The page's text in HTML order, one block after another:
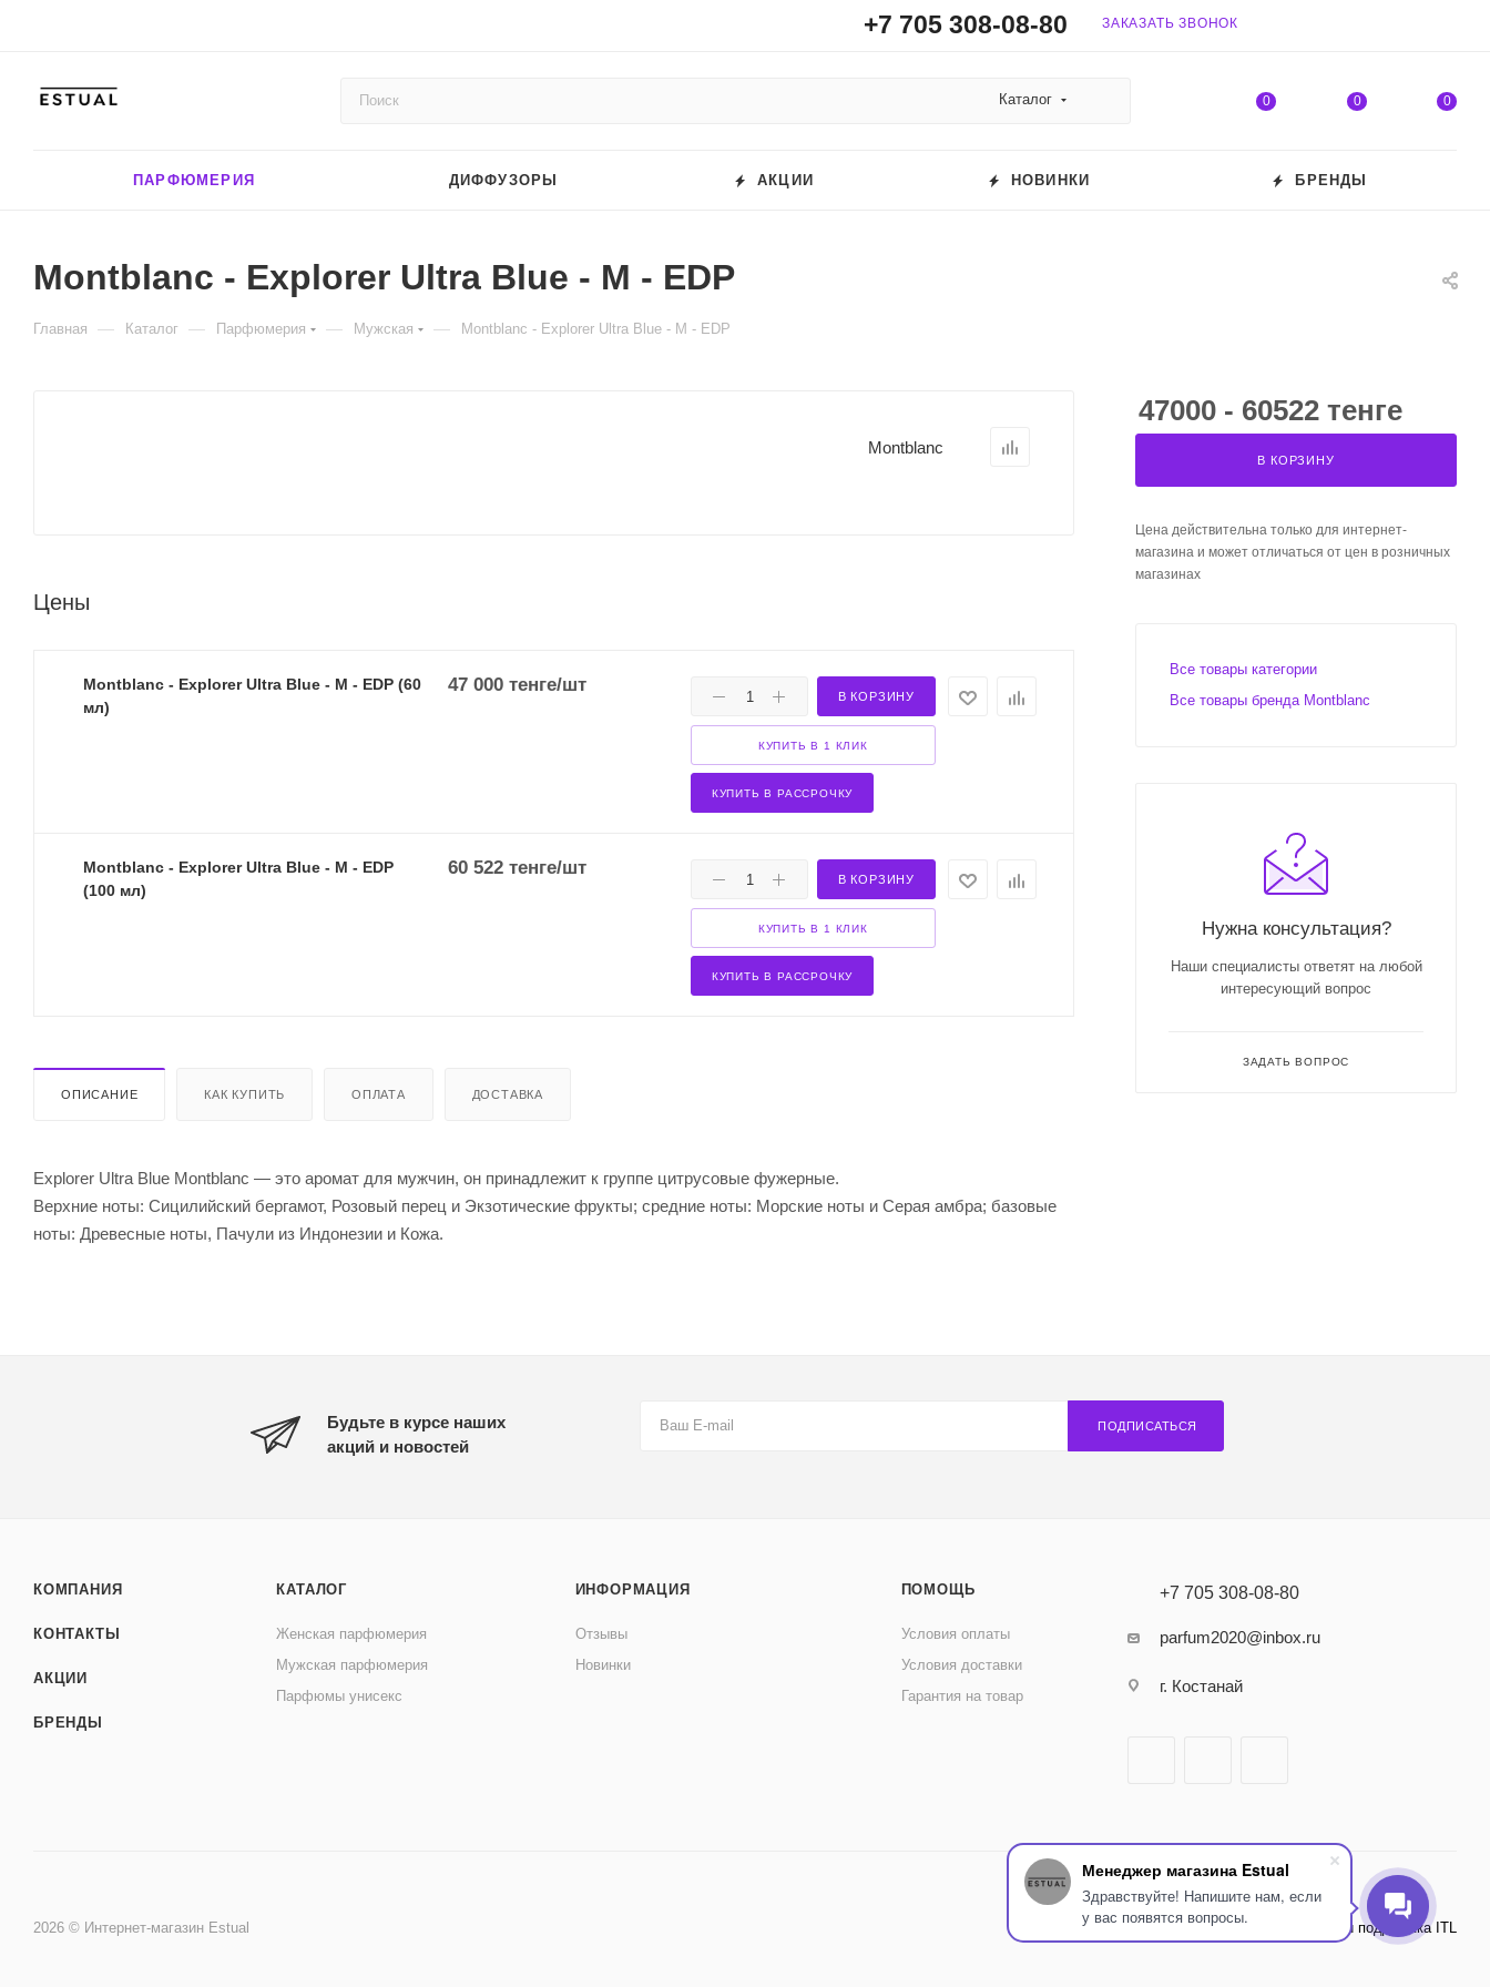
Менеджер магазина Estual
Здравствуйте! Напишите нам, если
у вас появятся вопросы.
+7 705 308-08-80 ЗАКАЗАТЬ ЗВОНОК
Каталог 0 0 0
ПАРФЮМЕРИЯ ДИФФУЗОРЫ АКЦИИ НОВИНКИ БРЕНДЫ
Montblanc - Explorer Ultra Blue - M - EDP
Главная — Каталог — Парфюмерия — Мужская — Montblanc - Explorer Ultra Blue - M - EDP
Montblanc
Цены
Montblanc - Explorer Ultra Blue - M - EDP (60
мл)
47 000тенге/шт
В КОРЗИНУ
КУПИТЬ В 1 КЛИК
КУПИТЬ В РАССРОЧКУ
Montblanc - Explorer Ultra Blue - M - EDP
(100 мл)
60 522тенге/шт
В КОРЗИНУ
КУПИТЬ В 1 КЛИК
КУПИТЬ В РАССРОЧКУ
ОПИСАНИЕ КАК КУПИТЬ ОПЛАТА ДОСТАВКА
Explorer Ultra Blue Montblanc — это аромат для мужчин, он принадлежит к группе цитрусовые фужерные.
Верхние ноты: Сицилийский бергамот, Розовый перец и Экзотические фрукты; средние ноты: Морские ноты и Серая амбра; базовые
ноты: Древесные ноты, Пачули из Индонезии и Кожа.
47000 - 60522 тенге
В КОРЗИНУ
Цена действительна только для интернет-
магазина и может отличаться от цен в розничных
магазинах
Все товары категории
Все товары бренда Montblanc
Нужна консультация?
Наши специалисты ответят на любой
интересующий вопрос
ЗАДАТЬ ВОПРОС
Будьте в курсе наших
акций и новостей
ПОДПИСАТЬСЯ
КОМПАНИЯ
КОНТАКТЫ
АКЦИИ
БРЕНДЫ
КАТАЛОГ
Женская парфюмерия
Мужская парфюмерия
Парфюмы унисекс
ИНФОРМАЦИЯ
Отзывы
Новинки
ПОМОЩЬ
Условия оплаты
Условия доставки
Гарантия на товар
+7 705 308-08-80
parfum2020@inbox.ru
г. Костанай
2026 © Интернет-магазин Estual Внедрение и поддержка ITL